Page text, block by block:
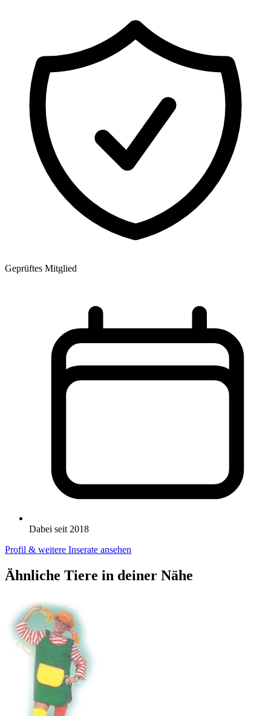
Geprüftes Mitglied
Dabei seit 2018
Profil & weitere Inserate ansehen
Ähnliche Tiere in deiner Nähe